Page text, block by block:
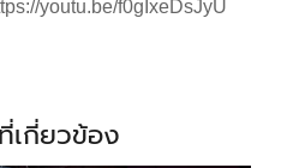
youtu.be/f0gIxeDsJyU
เกี่ยวข้อง